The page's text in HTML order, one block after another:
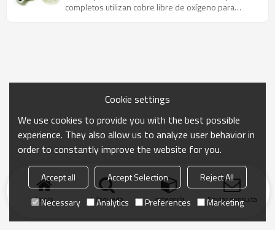
completos utilizan cobre libre de oxígeno para
Inicio búsqueda categoría Enviar consulta
Cookie settings
We use cookies to provide you with the best possible
experience. They also allow us to analyze user behavior in
order to constantly improve the website for you.
Accept all Accept Selection
Reject All
Necessary
Analytics Preferences Marketing